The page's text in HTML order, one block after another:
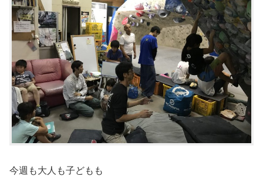
今週も大人も子どもも